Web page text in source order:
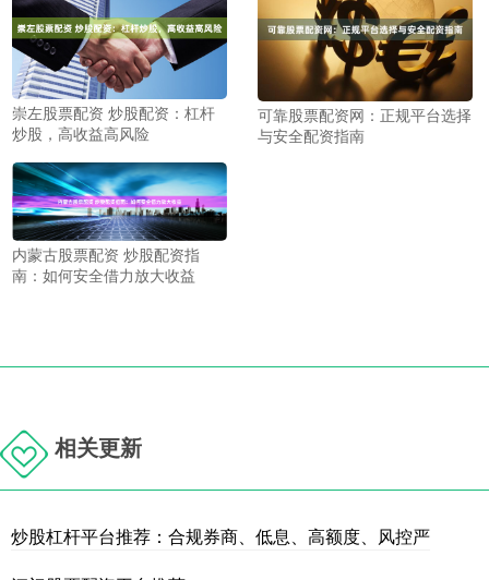
崇左股票配资 炒股配资：杠杆
炒股，高收益高风险
可靠股票配资网：正规平台选择
与安全配资指南
内蒙古股票配资 炒股配资指
南：如何安全借力放大收益
相关更新
炒股杠杆平台推荐：合规券商、低息、高额度、风控严